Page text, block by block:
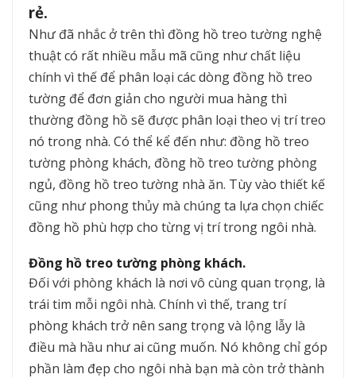
rẻ.
Như đã nhắc ở trên thì đồng hồ treo tường nghệ
thuật có rất nhiều mẫu mã cũng như chất liệu
chính vì thế để phân loại các dòng đồng hồ treo
tường để đơn giản cho người mua hàng thì
thường đồng hồ sẽ được phân loại theo vị trí treo
nó trong nhà. Có thể kể đến như: đồng hồ treo
tường phòng khách, đồng hồ treo tường phòng
ngủ, đồng hồ treo tường nhà ăn. Tùy vào thiết kế
cũng như phong thủy mà chúng ta lựa chọn chiếc
đồng hồ phù hợp cho từng vị trí trong ngôi nhà.
Đồng hồ treo tường phòng khách.
Đối với phòng khách là nơi vô cùng quan trọng, là
trái tim mỗi ngôi nhà. Chính vì thế, trang trí
phòng khách trở nên sang trọng và lộng lẫy là
điều mà hầu như ai cũng muốn. Nó không chỉ góp
phần làm đẹp cho ngôi nhà bạn mà còn trở thành